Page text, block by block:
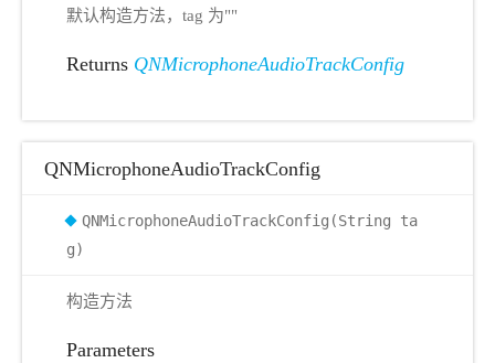
默认构造方法，tag 为""
Returns QNMicrophoneAudioTrackConfig
QNMicrophoneAudioTrackConfig
QNMicrophoneAudioTrackConfig(String ta
g)
构造方法
Parameters